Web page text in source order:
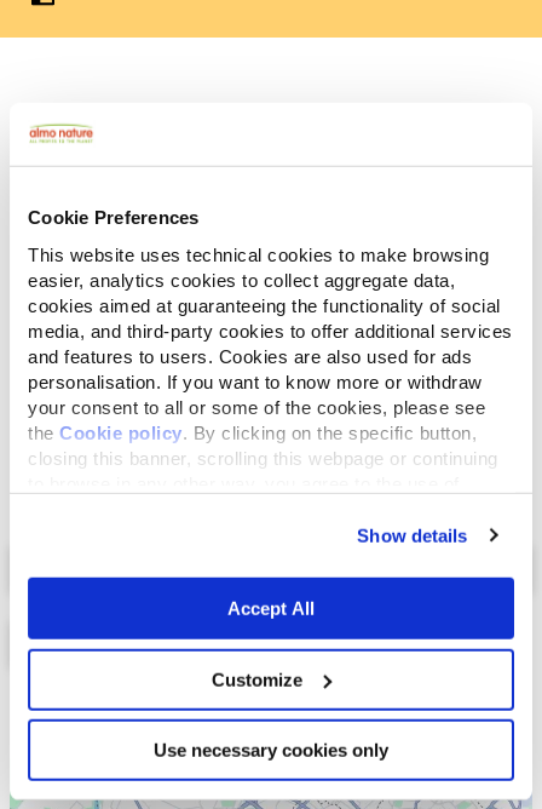
Cookie Preferences
This website uses technical cookies to make browsing
easier, analytics cookies to collect aggregate data,
cookies aimed at guaranteeing the functionality of social
media, and third-party cookies to offer additional services
and features to users. Cookies are also used for ads
personalisation. If you want to know more or withdraw
your consent to all or some of the cookies, please see
the Cookie policy . By clicking on the specific button,
closing this banner, scrolling this webpage or continuing
Show details
Accept All
Customize
Use necessary cookies only
Human Grade
chien.
Sans gluten
Recettes sans gluten.
Ingrédients Constituants Analytiques
Poulet 48%, thon 27%, bouillon de poulet 24%, riz 1%.
Liste Carte